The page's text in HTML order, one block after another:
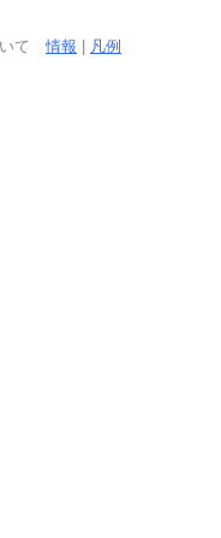
いて情報 凡例